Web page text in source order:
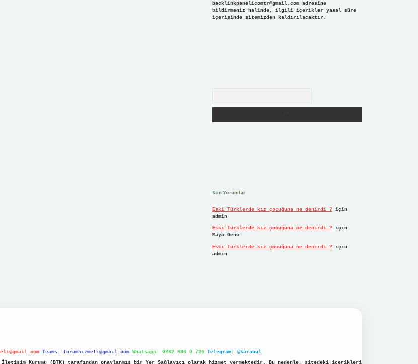
backlinkpanelicomtr@gmail.comadresine
bildirmeniz halinde, ilgili içerikler yasal süre
içerisinde sitemizden kaldırılacaktır.
Son Yorumlar
Eski Türklerde kız çocuğuna ne denirdi ?için
admin
Eski Türklerde kız çocuğuna ne denirdi ?için
Maya Genc
Eski Türklerde kız çocuğuna ne denirdi ?için
admin
Teams: forumhizmeti@gmail.com Whatsapp: 0262 606 0 726
Telegram: @karabul
Kurumu (BTK) tarafından onaylanmış bir Yer Sağlayıcı olarak hizmet vermektedir. Bu nedenle, sitedeki içerikleri